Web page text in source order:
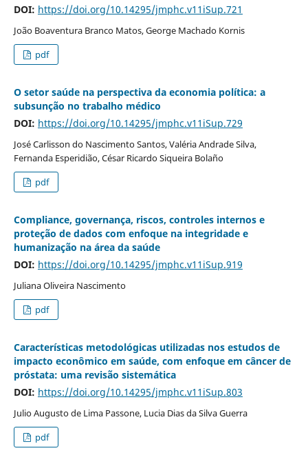
DOI: https://doi.org/10.14295/jmphc.v11iSup.721
João Boaventura Branco Matos, George Machado Kornis
pdf
O setor saúde na perspectiva da economia política: a
subsunção no trabalho médico
DOI: https://doi.org/10.14295/jmphc.v11iSup.729
José Carlisson do Nascimento Santos, Valéria Andrade Silva,
Fernanda Esperidião, César Ricardo Siqueira Bolaño
pdf
Compliance, governança, riscos, controles internos e
proteção de dados com enfoque na integridade e
humanização na área da saúde
DOI: https://doi.org/10.14295/jmphc.v11iSup.919
Juliana Oliveira Nascimento
pdf
Características metodológicas utilizadas nos estudos de
impacto econômico em saúde, com enfoque em câncer de
próstata: uma revisão sistemática
DOI: https://doi.org/10.14295/jmphc.v11iSup.803
Julio Augusto de Lima Passone, Lucia Dias da Silva Guerra
pdf